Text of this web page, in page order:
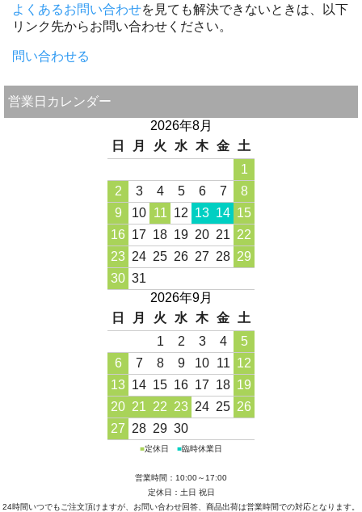
よくあるお問い合わせを見ても解決できないときは、以下
リンク先からお問い合わせください。
問い合わせる
営業日カレンダー
2026年8月
日
月 火 水 木 金
土
1
2
3 4 5 6 7
8
9
10 11 12 13 14 15
16 17 18 19 20 21 22
23 24 25 26 27 28 29
30 31
2026年9月
日
月 火 水 木 金
土
1
2 3 4
5
6
7 8 9 10 11 12
13 14 15 16 17 18 19
20 21 22 23 24 25 26
27 28 29 30
■定休日 ■臨時休業日
営業時間：10:00～17:00
定休日：土日 祝日
24時間いつでもご注文頂けますが、お問い合わせ回答、商品出荷は営業時間での対応となります。